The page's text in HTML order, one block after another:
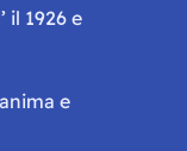
il 1926 e
e